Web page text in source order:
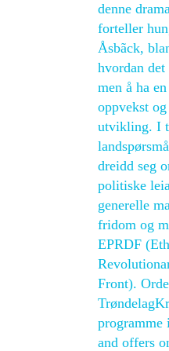
denne
forteller
Åsbãck,
hvordan
men å ha
oppvekst
utvikling. I
dreidd seg
politiske
generelle
fridom og
EPRDF
Front).
programme
and offers